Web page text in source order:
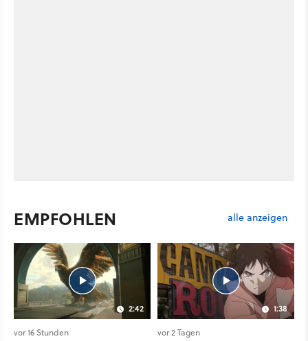
EMPFOHLEN alle anzeigen
2:42
vor 16 Stunden
1:38
vor 2 Tagen